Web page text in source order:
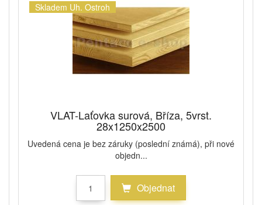
Skladem Uh. Ostroh
VLAT-Laťovka surová, Bříza, 5vrst.
28x1250x2500
Uvedená cena je bez záruky (poslední známá), při nové
objedn...
Objednat